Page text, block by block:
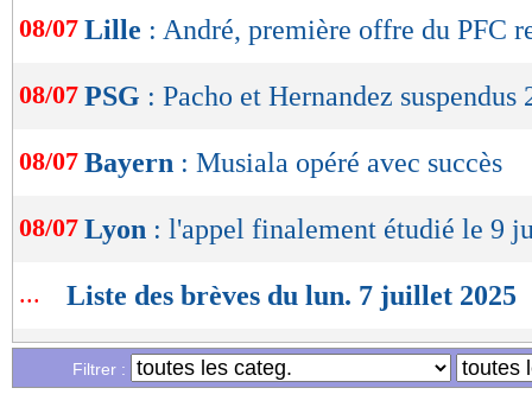
08/07 Lille : André, première offre du PFC
08/07 PSG : Pacho et Hernandez suspendus
08/07 Bayern : Musiala opéré avec succès
08/07 Lyon : l'appel finalement étudié le 9
... Liste des brèves du lun. 7 juillet 2025
Liste des brèves du dim. 6 juillet 2025
Filtrer :